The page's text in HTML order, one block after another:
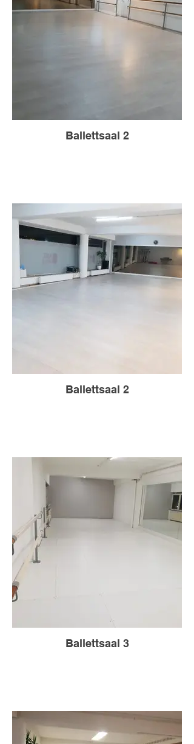
Ballettsaal 2
Ballettsaal 2
Ballettsaal 3